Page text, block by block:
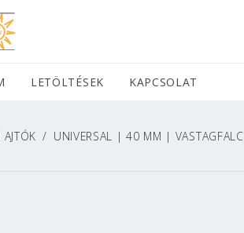
LETÖLTÉSEK KAPCSOLAT
UNIVERSAL | 40 MM | VASTAGFALC